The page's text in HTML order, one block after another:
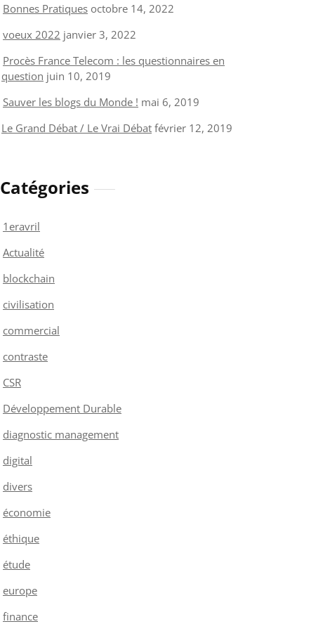
Bonnes Pratiques octobre 14, 2022
voeux 2022 janvier 3, 2022
Procès France Telecom : les questionnaires en
question juin 10, 2019
Sauver les blogs du Monde ! mai 6, 2019
Le Grand Débat / Le Vrai Débat février 12, 2019
Catégories
1eravril
Actualité
blockchain
civilisation
commercial
contraste
CSR
Développement Durable
diagnostic management
digital
divers
économie
éthique
étude
europe
finance